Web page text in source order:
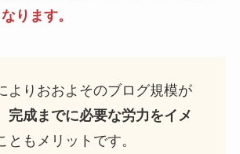
ります。
よりおおよそのブログ規模が
完成までに必要な労力をイメ
ともメリットです。